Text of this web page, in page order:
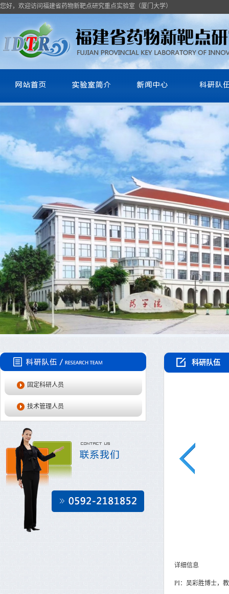
您好，欢迎访问福建省药物新靶点研究重点实验室（厦门大学）
固定科研人员
技术管理人员
科研队伍
详细信息
PI：吴彩胜博士，